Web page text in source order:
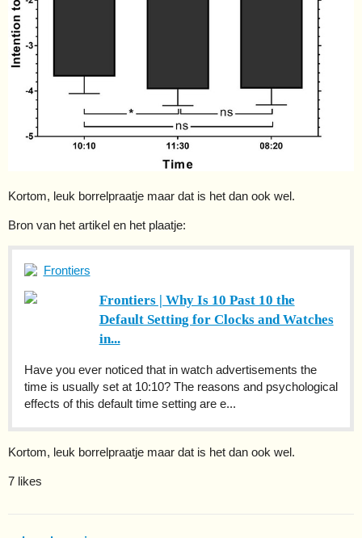
Kortom, leuk borrelpraatje maar dat is het dan ook wel.
Bron van het artikel en het plaatje:
Frontiers
Frontiers | Why Is 10 Past 10 the
Default Setting for Clocks and Watches
in...
Have you ever noticed that in watch advertisements the
time is usually set at 10:10? The reasons and psychological
effects of this default time setting are e...
Kortom, leuk borrelpraatje maar dat is het dan ook wel.
7 likes